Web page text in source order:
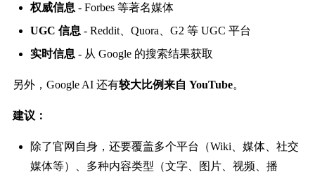
权威信息 - Forbes 等著名媒体
UGC 信息 - Reddit、Quora、G2 等 UGC 平台
实时信息 - 从 Google 的搜索结果获取
另外，Google AI 还有较大比例来自 YouTube。
建议：
除了官网自身，还要覆盖多个平台（Wiki、媒体、社交
媒体等）、多种内容类型（文字、图片、视频、播